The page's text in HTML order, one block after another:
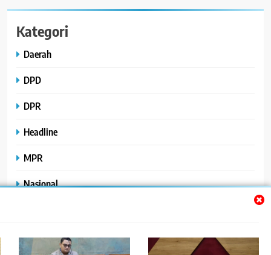
Kategori
Daerah
DPD
DPR
Headline
MPR
Nasional
Polhukam